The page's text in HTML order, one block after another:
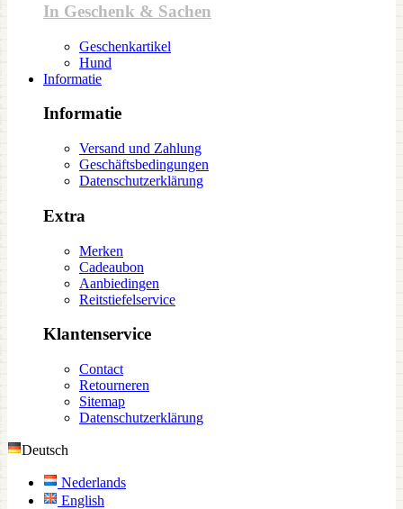
In Geschenk & Sachen
Geschenkartikel
Hund
Informatie
Informatie
Versand und Zahlung
Geschäftsbedingungen
Datenschutzerklärung
Extra
Merken
Cadeaubon
Aanbiedingen
Reitstiefelservice
Klantenservice
Contact
Retourneren
Sitemap
Datenschutzerklärung
Deutsch
Nederlands
English